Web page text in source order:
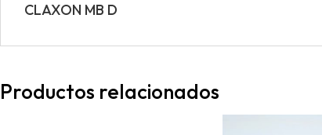
CLAXON MB D
Productos relacionados